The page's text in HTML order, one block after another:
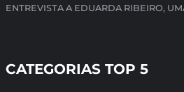
ENTREVISTA A EDUARDA RIBEIRO,
CATEGORIAS TOP 5